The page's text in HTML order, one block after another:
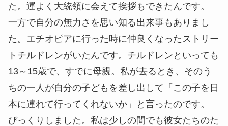
た。運よく大統領に会えて挨拶もできたんです。
一方で自分の無力さを思い知る出来事もありまし
た。エチオピアに行った時に仲良くなったストリー
トチルドレンがいたんです。チルドレンといっても
13～15歳で、すでに母親。私が去るとき、そのう
ちの一人が自分の子どもを差し出して「この子を日
本に連れて行ってくれないか」と言ったのです。
びっくりしました。私は少しの間でも彼女たちのた